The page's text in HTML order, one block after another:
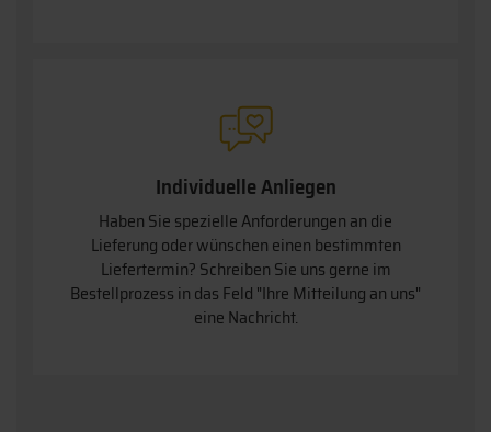
Individuelle Anliegen
Haben Sie spezielle Anforderungen an die
Lieferung oder wünschen einen bestimmten
Liefertermin? Schreiben Sie uns gerne im
Bestellprozess in das Feld "Ihre Mitteilung an uns"
eine Nachricht.